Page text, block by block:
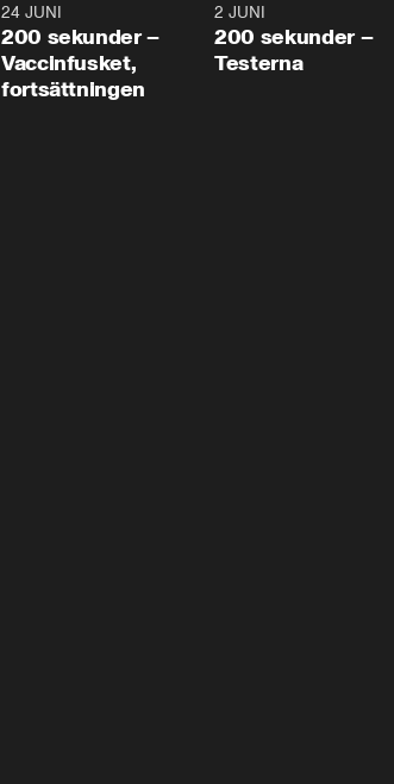
5:00
24 JUNI
200 sekunder –
Vaccinfusket,
fortsättningen
2 JUNI
200 sekunder –
Testerna